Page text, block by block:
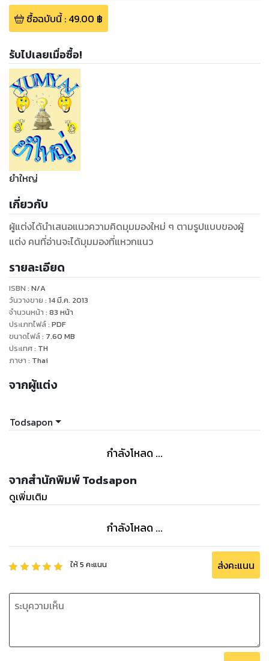
ซื้อฉบับนี้: 49.00 ฿
รับไปเลยเมื่อซื้อ!
ยำใหญ่
เกี่ยวกับ
ผู้แต่งได้นำเสนอแนวความคิดมุมมองใหม่ ๆ ตามรูปแบบของผู้
แต่ง คนที่อ่านจะได้มุมมองที่แหวกแนว
รายละเอียด
ISBN : N/A
วันวางขาย : 14 มี.ค. 2013
จำนวนหน้า : 83 หน้า
ประเภทไฟล์: PDF
ขนาดไฟล์: 7.60 MB
ประเทศ: TH
ภาษา : Thai
จากผู้แต่ง
Todsapon
กำลังโหลด ...
จากสำนักพิมพ์ Todsapon
ดูเพิ่มเติม
กำลังโหลด ...
ให้5 คะแนน ส่งคะแนน